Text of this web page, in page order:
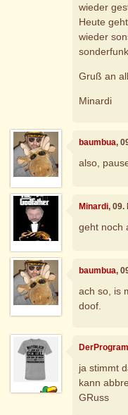
wieder
Heute
wieder
Gruß an
Minardi
baumbua,
also,
Minardi, 09.
geht noch
baumbua,
ach so, is
doof.
ja stimmt
kann
GRuss